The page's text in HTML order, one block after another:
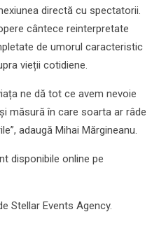
directă cu spectatorii.
cântece reinterpretate
de umorul caracteristic
vieții cotidiene.
ne dă tot ce avem nevoie
măsură în care soarta ar râde
adaugă Mihai Mărgineanu.
disponibile online pe
Stellar Events Agency.